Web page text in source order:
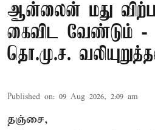
ஆன்லைன் மது
கைவிட வேண்டும் -
தொ.மு.ச.
Published on: 09 Aug 2026, 2:09 am
தஞ்சை,